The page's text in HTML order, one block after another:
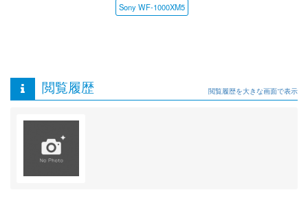
Sony WF-1000XM5
閲覧履歴 閲覧履歴を大きな画面で表示